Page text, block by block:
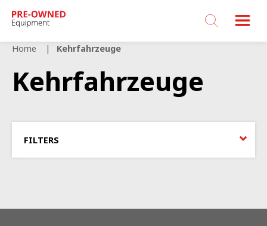
Bucher
Municipal
Home
Kehrfahrzeuge
Kehrfahrzeuge
FILTERS